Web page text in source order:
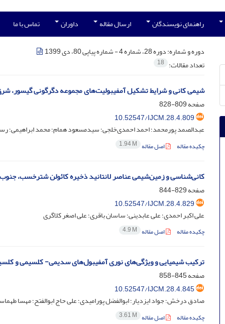
راهنمای نویسندگان ارسال مقاله داوران تماس با ما
دوره و شماره:دوره 28، شماره 4 - شماره پیاپی 80، دی 1399
تعداد مقالات: 18
شیمی کانی و شرایط تشکیل آمفیبولیت‌های مجموعه دگرگونی گیسور،
صفحه809-828
10.52547/IJCM.28.4.809
عبدالصمد پورمحمد؛ احمد احمدی‌خلجی؛ سیدمسعود همام؛ محمد ابراهیمی؛
چکیده مقاله اصل مقاله 1.94 M
کانی‌شناسی و زمین‌شیمی عناصر لانتانید ذخیره کائولن شترخسب،
صفحه829-844
10.52547/IJCM.28.4.829
علی اکبر احمدی؛ علی عابدینی؛ ساسان باقری؛ علی اصغر کلاگری
چکیده مقاله اصل مقاله 4.9 M
ترکیب شیمیایی و ویژگی‌های نوری آمفیبول‌های سدیمی- کلسیمی و
صفحه845-858
10.52547/IJCM.28.4.845
صادق درخش؛ جواد ایزدیار؛ ابوالفضل پورامیدی؛ علی حاج ابوالفتح؛ مهسا
چکیده مقاله اصل مقاله 3.61 M